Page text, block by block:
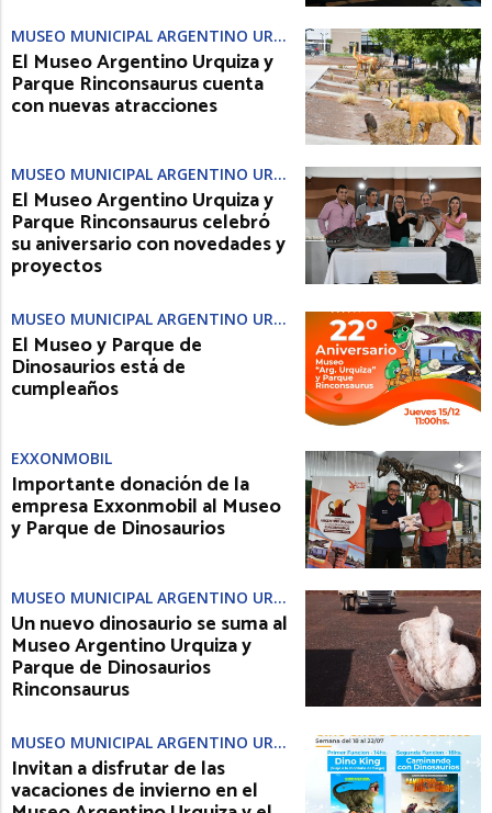
MUSEO MUNICIPAL ARGENTINO URQUIZA
El Museo Argentino Urquiza y
Parque Rinconsaurus cuenta
con nuevas atracciones
MUSEO MUNICIPAL ARGENTINO URQUIZA
El Museo Argentino Urquiza y
Parque Rinconsaurus celebró
su aniversario con novedades y
proyectos
MUSEO MUNICIPAL ARGENTINO URQUIZA
El Museo y Parque de
Dinosaurios está de
cumpleaños
EXXONMOBIL
Importante donación de la
empresa Exxonmobil al Museo
y Parque de Dinosaurios
MUSEO MUNICIPAL ARGENTINO URQUIZA
Un nuevo dinosaurio se suma al
Museo Argentino Urquiza y
Parque de Dinosaurios
Rinconsaurus
MUSEO MUNICIPAL ARGENTINO URQUIZA
Invitan a disfrutar de las
vacaciones de invierno en el